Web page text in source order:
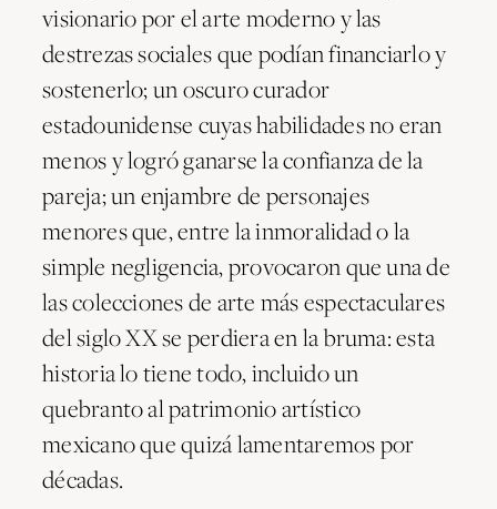
visionario por el arte moderno y las
destrezas sociales que podían financiarlo y
sostenerlo; un oscuro curador
estadounidense cuyas habilidades no eran
menos y logró ganarse la confianza de la
pareja; un enjambre de personajes
menores que, entre la inmoralidad o la
simple negligencia, provocaron que una de
las colecciones de arte más espectaculares
del siglo XX se perdiera en la bruma: esta
historia lo tiene todo, incluido un
quebranto al patrimonio artístico
mexicano que quizá lamentaremos por
décadas.